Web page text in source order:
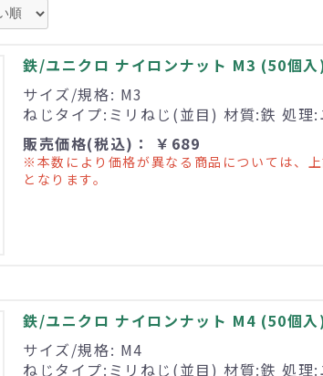
鉄/ユニクロ ナイロンナット M3 (50個入
サイズ/規格: M3
ねじタイプ:ミリねじ(並目) 材質:鉄 処理
販売価格(税込)： ￥689
※本数により価格が異なる商品については、
となります。
鉄/ユニクロ ナイロンナット M4 (50個入
サイズ/規格: M4
ねじタイプ:ミリねじ(並目) 材質:鉄 処理